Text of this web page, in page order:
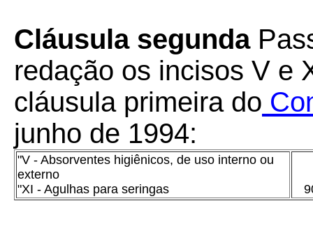
Cláusula segunda
redação os incisos V e
cláusula primeira do
junho de 1994:
"V - Absorventes higiênicos, de uso interno ou
externo
"XI - Agulhas para seringas